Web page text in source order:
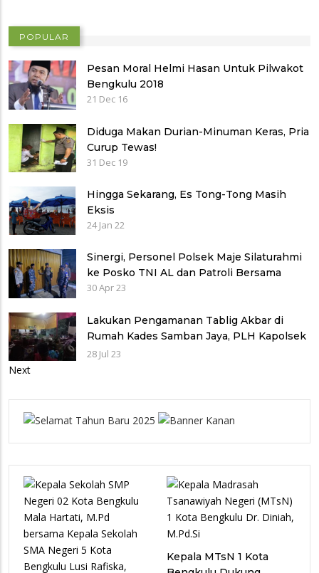
POPULAR
Pesan Moral Helmi Hasan Untuk Pilwakot
Bengkulu 2018
21 Dec 16
Diduga Makan Durian-Minuman Keras, Pria
Curup Tewas!
31 Dec 19
Hingga Sekarang, Es Tong-Tong Masih
Eksis
24 Jan 22
Sinergi, Personel Polsek Maje Silaturahmi
ke Posko TNI AL dan Patroli Bersama
30 Apr 23
Lakukan Pengamanan Tablig Akbar di
Rumah Kades Samban Jaya, PLH Kapolsek
Batik Nau Selipkan Imbauan Kamtibmas
28 Jul 23
Next
Kepala MTsN 1 Kota